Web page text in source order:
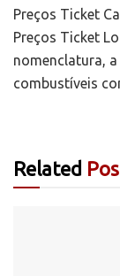
Preços Ticket
Preços Ticket
nomenclatura,
combustíveis
Related